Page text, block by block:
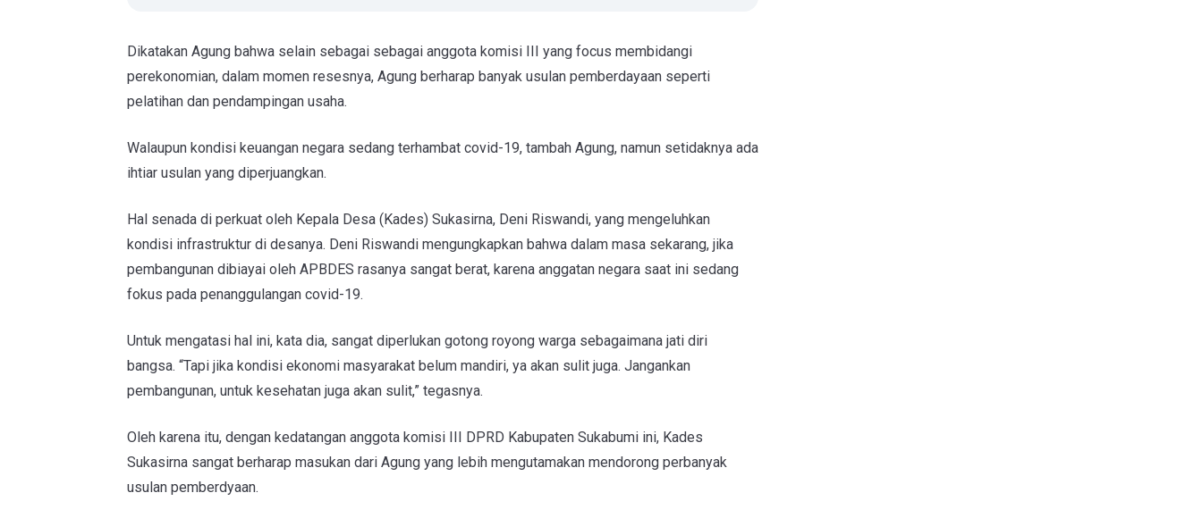
Dikatakan Agung bahwa selain sebagai sebagai anggota komisi III yang focus membidangi
perekonomian, dalam momen resesnya, Agung berharap banyak usulan pemberdayaan seperti
pelatihan dan pendampingan usaha.
Walaupun kondisi keuangan negara sedang terhambat covid-19, tambah Agung, namun setidaknya ada
ihtiar usulan yang diperjuangkan.
Hal senada di perkuat oleh Kepala Desa (Kades) Sukasirna, Deni Riswandi, yang mengeluhkan
kondisi infrastruktur di desanya. Deni Riswandi mengungkapkan bahwa dalam masa sekarang, jika
pembangunan dibiayai oleh APBDES rasanya sangat berat, karena anggatan negara saat ini sedang
fokus pada penanggulangan covid-19.
Untuk mengatasi hal ini, kata dia, sangat diperlukan gotong royong warga sebagaimana jati diri
bangsa. “Tapi jika kondisi ekonomi masyarakat belum mandiri, ya akan sulit juga. Jangankan
pembangunan, untuk kesehatan juga akan sulit,” tegasnya.
Oleh karena itu, dengan kedatangan anggota komisi III DPRD Kabupaten Sukabumi ini, Kades
Sukasirna sangat berharap masukan dari Agung yang lebih mengutamakan mendorong perbanyak
usulan pemberdyaan.